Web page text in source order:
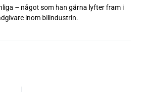
– något som han gärna lyfter fram i
inom bilindustrin.